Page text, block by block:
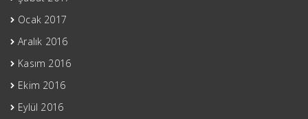
Ocak 2017
Aralık 2016
Kasım 2016
Ekim 2016
Eylül 2016